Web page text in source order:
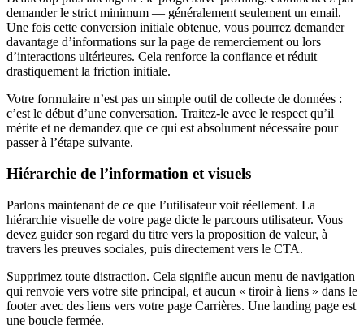
demander le strict minimum — généralement seulement un email.
Une fois cette conversion initiale obtenue, vous pourrez demander
davantage d’informations sur la page de remerciement ou lors
d’interactions ultérieures. Cela renforce la confiance et réduit
drastiquement la friction initiale.
Votre formulaire n’est pas un simple outil de collecte de données :
c’est le début d’une conversation. Traitez-le avec le respect qu’il
mérite et ne demandez que ce qui est absolument nécessaire pour
passer à l’étape suivante.
Hiérarchie de l’information et visuels
Parlons maintenant de ce que l’utilisateur voit réellement. La
hiérarchie visuelle de votre page dicte le parcours utilisateur. Vous
devez guider son regard du titre vers la proposition de valeur, à
travers les preuves sociales, puis directement vers le CTA.
Supprimez toute distraction. Cela signifie aucun menu de navigation
qui renvoie vers votre site principal, et aucun « tiroir à liens » dans le
footer avec des liens vers votre page Carrières. Une landing page est
une boucle fermée.